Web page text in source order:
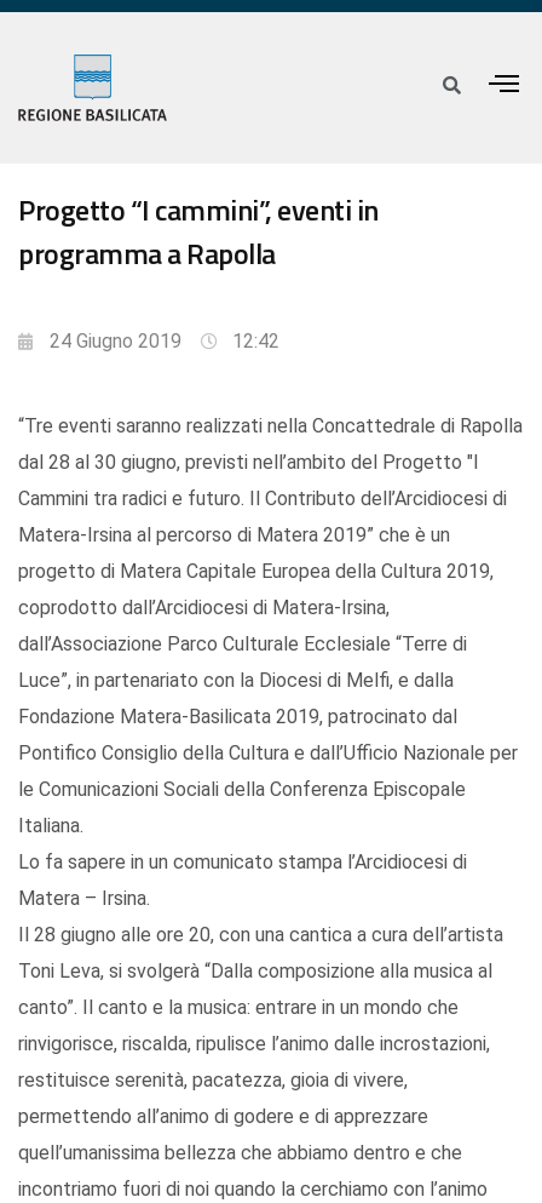
Progetto “I cammini”, eventi in
programma a Rapolla
24 Giugno 2019 12:42
“Tre eventi saranno realizzati nella Concattedrale di Rapolla
dal 28 al 30 giugno, previsti nell’ambito del Progetto "I
Cammini tra radici e futuro. Il Contributo dell’Arcidiocesi di
Matera-Irsina al percorso di Matera 2019” che è un
progetto di Matera Capitale Europea della Cultura 2019,
coprodotto dall’Arcidiocesi di Matera-Irsina,
dall’Associazione Parco Culturale Ecclesiale “Terre di
Luce”, in partenariato con la Diocesi di Melfi, e dalla
Fondazione Matera-Basilicata 2019, patrocinato dal
Pontifico Consiglio della Cultura e dall’Ufficio Nazionale per
le Comunicazioni Sociali della Conferenza Episcopale
Italiana.
Lo fa sapere in un comunicato stampa l’Arcidiocesi di
Matera – Irsina.
Il 28 giugno alle ore 20, con una cantica a cura dell’artista
Toni Leva, si svolgerà “Dalla composizione alla musica al
canto”. Il canto e la musica: entrare in un mondo che
rinvigorisce, riscalda, ripulisce l’animo dalle incrostazioni,
restituisce serenità, pacatezza, gioia di vivere,
permettendo all’animo di godere e di apprezzare
quell’umanissima bellezza che abbiamo dentro e che
incontriamo fuori di noi quando la cerchiamo con l’animo